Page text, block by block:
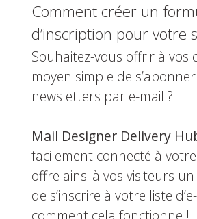
Comment créer un
d’inscription pour votre
Souhaitez-vous offrir à vos
moyen simple de
newsletters par e-mail ?
Mail Designer Delivery
facilement connecté à
offre ainsi à vos visiteurs
de s’inscrire à votre liste